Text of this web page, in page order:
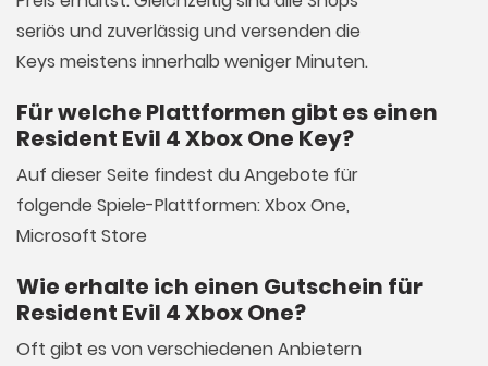
seriös und zuverlässig und versenden die
Keys meistens innerhalb weniger Minuten.
Für welche Plattformen gibt es einen
Resident Evil 4 Xbox One Key?
Auf dieser Seite findest du Angebote für
folgende Spiele-Plattformen: Xbox One,
Microsoft Store
Wie erhalte ich einen Gutschein für
Resident Evil 4 Xbox One?
Oft gibt es von verschiedenen Anbietern